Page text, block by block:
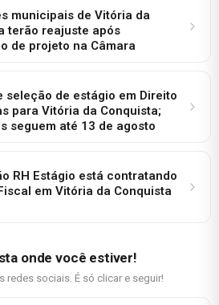
municipais de Vitória da
terão reajuste após
de projeto na Câmara
seleção de estágio em Direito
para Vitória da Conquista;
seguem até 13 de agosto
RH Estágio está contratando
em Vitória da Conquista
onde você estiver!
redes sociais. É só clicar e seguir!